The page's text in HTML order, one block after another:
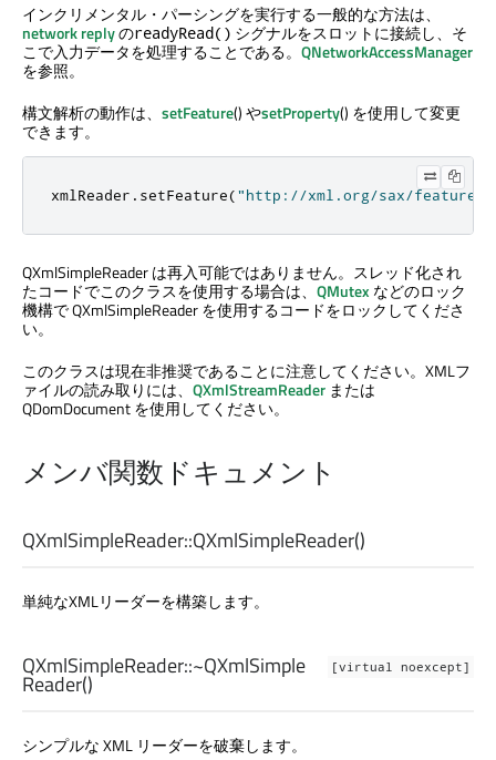
インクリメンタル・パーシングを実行する一般的な方法は、
network replyのreadyRead() シグナルをスロットに接続し、そ
こで入力データを処理することである。 QNetworkAccessManager
を参照。
構文解析の動作は、 setFeature() やsetProperty() を使用して変更
できます。
xmlReader . setFeature("http://xml.org/sax/features/
QXmlSimpleReader は再入可能ではありません。スレッド化され
たコードでこのクラスを使用する場合は、 QMutex などのロック
機構で QXmlSimpleReader を使用するコードをロックしてくださ
い。
このクラスは現在非推奨であることに注意してください。XMLフ
ァイルの読み取りには、 QXmlStreamReader または
QDomDocument を使用してください。
メンバ関数ドキュメント
QXmlSimpleReader::QXmlSimpleReader()
単純なXMLリーダーを構築します。
[virtual noexcept]
QXmlSimpleReader::~QXmlSimple
Reader()
シンプルな XML リーダーを破棄します。